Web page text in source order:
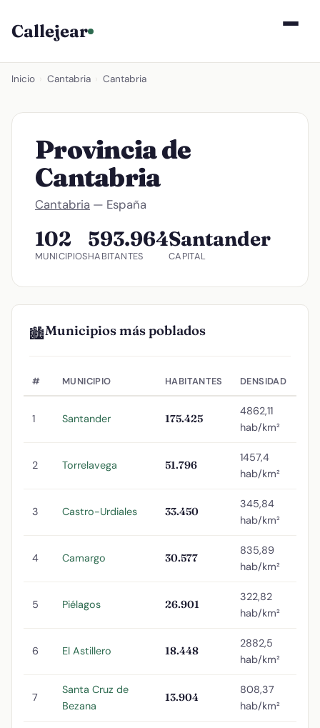
Callejear
Inicio Cantabria Cantabria
Provincia de
Cantabria
Cantabria — España
102
MUNICIPIOS
593.964
HABITANTES
Santander
CAPITAL
🏙️Municipios más poblados
# MUNICIPIO HABITANTES DENSIDAD
1 Santander 175.425
4862,11
hab/km²
2 Torrelavega 51.796
1457,4
hab/km²
3 Castro-Urdiales 33.450
345,84
hab/km²
4 Camargo 30.577
835,89
hab/km²
5 Piélagos 26.901
322,82
hab/km²
6 El Astillero 18.448
2882,5
hab/km²
7
Santa Cruz de
Bezana
13.904
808,37
hab/km²